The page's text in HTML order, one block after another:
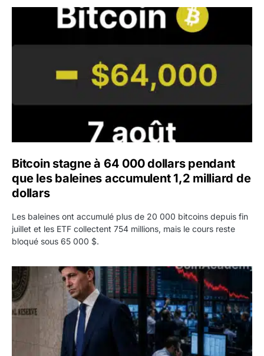
Bitcoin stagne à 64 000 dollars pendant que les
Bitcoin stagne à 64 000 dollars pendant
que les baleines accumulent 1,2 milliard de
dollars
Les baleines ont accumulé plus de 20 000 bitcoins depuis fin
juillet et les ETF collectent 754 millions, mais le cours reste
bloqué sous 65 000 $.
Kevin Warsh maintient sa communication minimaliste